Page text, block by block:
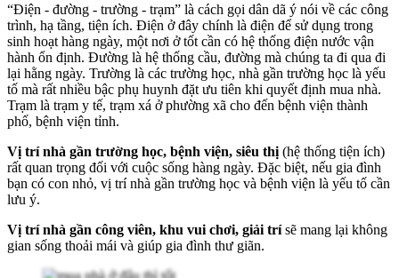
“Điện - đường - trường - trạm” là cách gọi dân dã ý nói về các công
trình, hạ tầng, tiện ích. Điện ở đây chính là điện để sử dụng trong
sinh hoạt hàng ngày, một nơi ở tốt cần có hệ thống điện nước vận
hành ổn định. Đường là hệ thống cầu, đường mà chúng ta đi qua đi
lại hằng ngày. Trường là các trường học, nhà gần trường học là yếu
tố mà rất nhiều bậc phụ huynh đặt ưu tiên khi quyết định mua nhà.
Trạm là trạm y tế, trạm xá ở phường xã cho đến bệnh viện thành
phố, bệnh viện tỉnh.
Vị trí nhà gần trường học, bệnh viện, siêu thị (hệ thống tiện ích)
rất quan trọng đối với cuộc sống hàng ngày. Đặc biệt, nếu gia đình
bạn có con nhỏ, vị trí nhà gần trường học và bệnh viện là yếu tố cần
lưu ý.
Vị trí nhà gần công viên, khu vui chơi, giải trísẽ mang lại không
gian sống thoải mái và giúp gia đình thư giãn.